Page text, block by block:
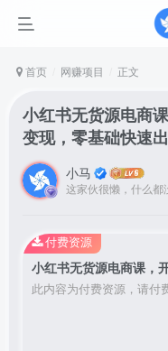
首页 网赚项目 正文
小红书无货源电商
变现，零基础快速
小马
这家伙很懒，什么都
此内容为付费资源，请付
付费资源